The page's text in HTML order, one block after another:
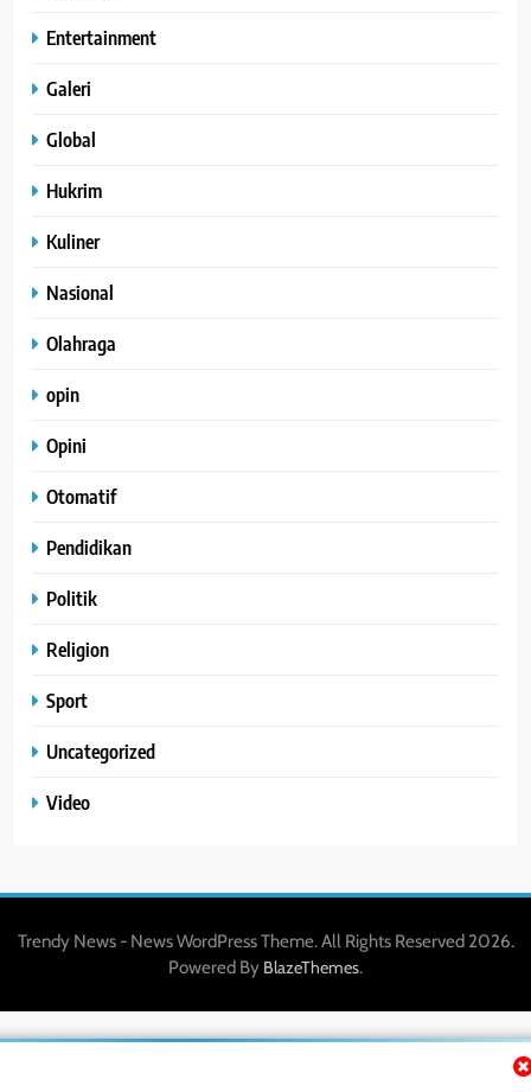
Entertainment
Galeri
Global
Hukrim
Kuliner
Nasional
Olahraga
opin
Opini
Otomatif
Pendidikan
Politik
Religion
Sport
Uncategorized
Video
Trendy News - News WordPress Theme. All Rights Reserved 2026.
Powered By BlazeThemes.